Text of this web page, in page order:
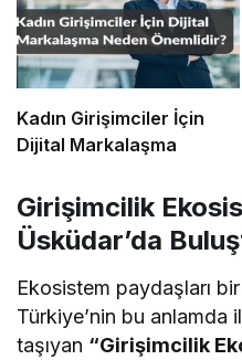
Kadın Girişimciler İçin
Dijital Markalaşma
Girişimcilik
Üsküdar’da
Ekosistem paydaşları
Türkiye’nin bu anlamda
taşıyan “Girişimcilik